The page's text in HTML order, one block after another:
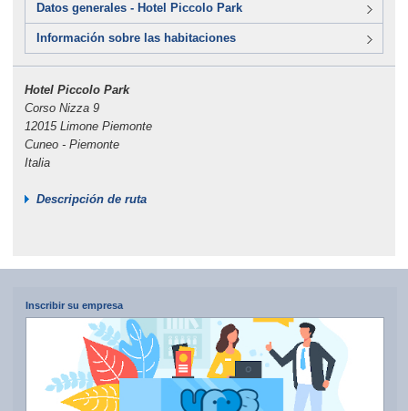
Datos generales - Hotel Piccolo Park
Información sobre las habitaciones
Hotel Piccolo Park
Corso Nizza 9
12015 Limone Piemonte
Cuneo - Piemonte
Italia
Descripción de ruta
Inscribir su empresa